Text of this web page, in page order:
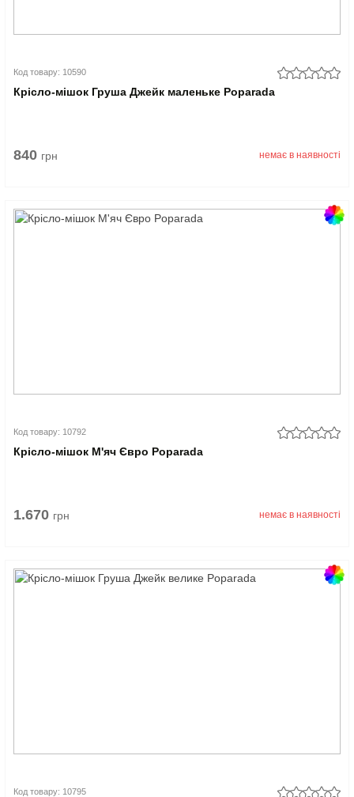
Код товару: 10590
Крісло-мішок Груша Джейк маленьке Poparada
840 грн немає в наявності
Код товару: 10792
Крісло-мішок М'яч Євро Poparada
1.670 грн немає в наявності
Код товару: 10795